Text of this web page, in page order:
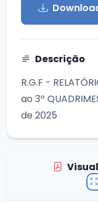
Descrição
R.G.F -
ao 3º
de 2025